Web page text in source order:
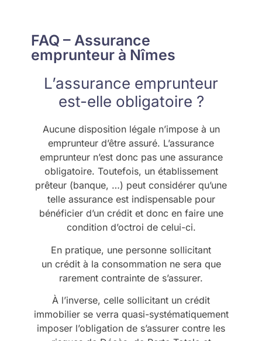
FAQ – Assurance
emprunteur à Nîmes
L’assurance emprunteur
est-elle obligatoire ?
Aucune disposition légale n’impose à un
emprunteur d’être assuré. L’assurance
emprunteur n’est donc pas une assurance
obligatoire. Toutefois, un établissement
prêteur (banque, …) peut considérer qu’une
telle assurance est indispensable pour
bénéficier d’un crédit et donc en faire une
condition d’octroi de celui-ci.
En pratique, une personne sollicitant
un crédit à la consommation ne sera que
rarement contrainte de s’assurer.
À l’inverse, celle sollicitant un crédit
immobilier se verra quasi-systématiquement
imposer l’obligation de s’assurer contre les